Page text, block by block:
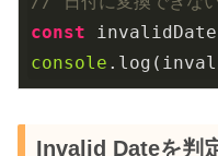
const
console
Invalid Dateを判